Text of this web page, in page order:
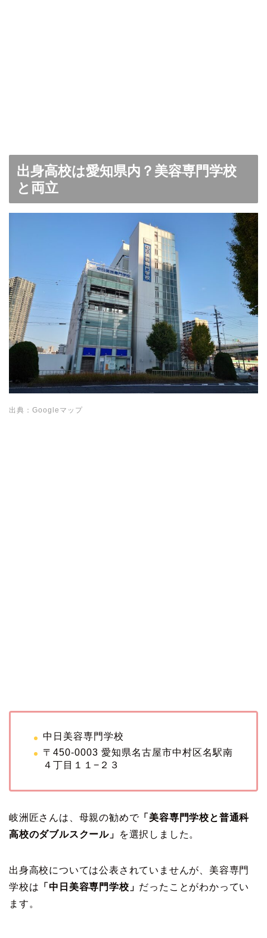
出身高校は愛知県内？美容専門学校
と両立
出典：Googleマップ
中日美容専門学校
〒450-0003 愛知県名古屋市中村区名駅南
４丁目１１−２３
岐洲匠さんは、母親の勧めで「美容専門学校と普通科
高校のダブルスクール」
を選択しました。
出身高校については公表されていませんが、美容専門
学校は 「中日美容専門学校」 だったことがわかってい
ます。